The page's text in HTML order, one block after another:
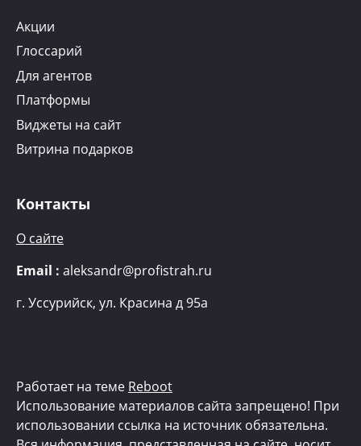
Акции
Глоссарий
Для агентов
Платформы
Виджеты на сайт
Витрина подарков
Контакты
О сайте
Email : aleksandr@profistrah.ru
г. Уссурийск, ул. Красина д 95а
Работает на теме Reboot
Использование материалов сайта запрещено! При
использовании ссылка на источник обязательна.